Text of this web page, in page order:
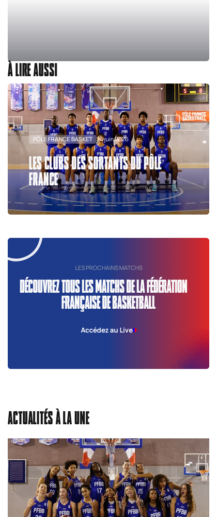
À LIRE AUSSI
PÔLE FRANCE BASKET 24 juin 2026
LES CLUBS DES SORTANTS DU PÔLE
FRANCE
LES PROCHAINS MATCHS
DÉCOUVREZ TOUS LES MATCHS DE LA FÉDÉRATION
FRANÇAISE DE BASKETBALL
Accédez au Live
ACTUALITÉS À LA UNE